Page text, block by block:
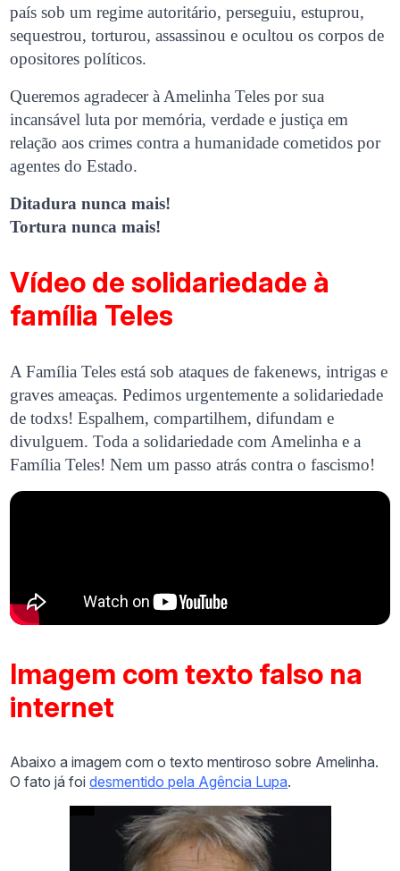
país sob um regime autoritário, perseguiu, estuprou,
sequestrou, torturou, assassinou e ocultou os corpos de
opositores políticos.
Queremos agradecer à Amelinha Teles por sua
incansável luta por memória, verdade e justiça em
relação aos crimes contra a humanidade cometidos por
agentes do Estado.
Ditadura nunca mais!
Tortura nunca mais!
Vídeo de solidariedade à
família Teles
A Família Teles está sob ataques de fakenews, intrigas e
graves ameaças. Pedimos urgentemente a solidariedade
de todxs! Espalhem, compartilhem, difundam e
divulguem. Toda a solidariedade com Amelinha e a
Família Teles! Nem um passo atrás contra o fascismo!
Imagem com texto falso na
internet
Abaixo a imagem com o texto mentiroso sobre Amelinha.
O fato já foidesmentido pela Agência Lupa.